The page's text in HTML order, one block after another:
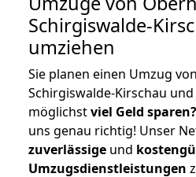
Schirgiswalde-
umziehen
Sie planen einen Umzug
Schirgiswalde-Kirschau
möglichstviel Geld sparen?
uns genau richtig! Unser
zuverlässige und
Umzugsdienstleistungen